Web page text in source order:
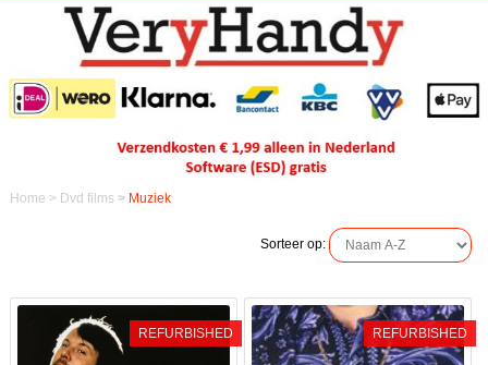
Home > Dvd films > Muziek
Sorteer op:
REFURBISHED REFURBISHED